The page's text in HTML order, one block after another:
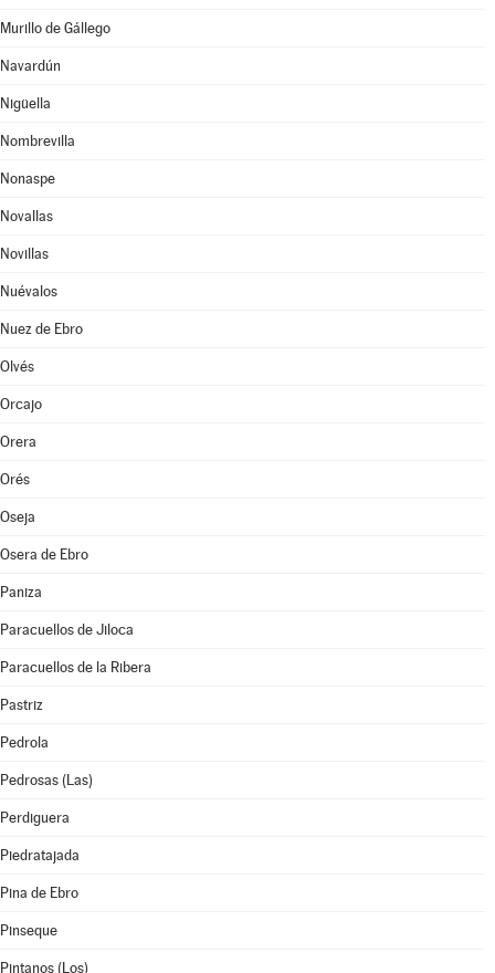
Murillo de Gállego
Navardún
Nigüella
Nombrevilla
Nonaspe
Novallas
Novillas
Nuévalos
Nuez de Ebro
Olvés
Orcajo
Orera
Orés
Oseja
Osera de Ebro
Paniza
Paracuellos de Jiloca
Paracuellos de la Ribera
Pastriz
Pedrola
Pedrosas (Las)
Perdiguera
Piedratajada
Pina de Ebro
Pinseque
Pintanos (Los)